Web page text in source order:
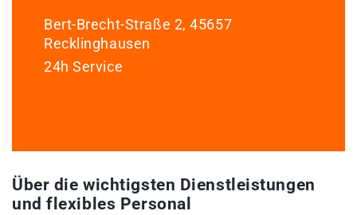
Bert-Brecht-Straße 2, 45657
Recklinghausen
24h Service
Über die wichtigsten Dienstleistungen
und flexibles Personal